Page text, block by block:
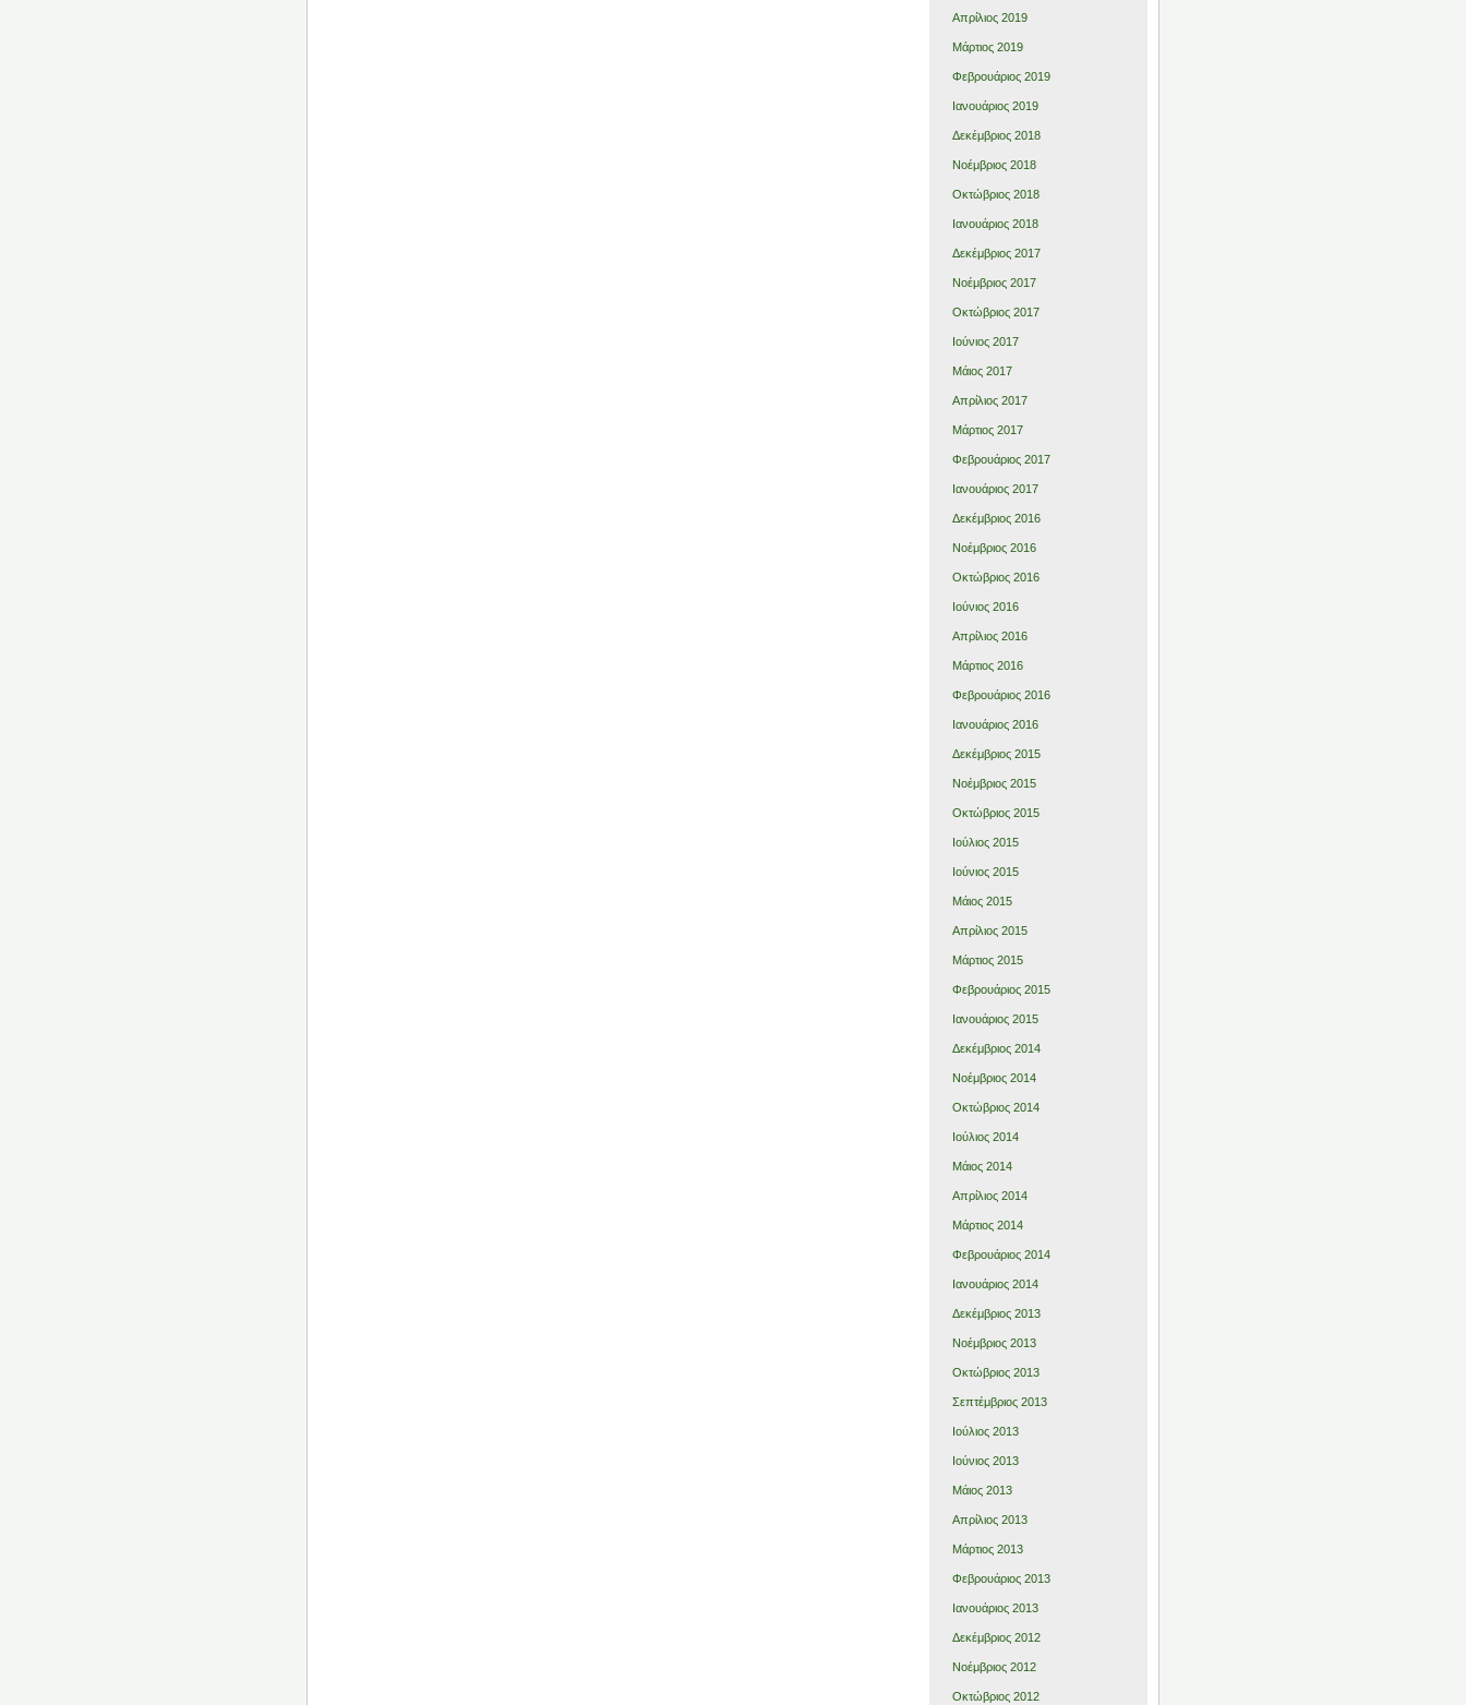
Απρίλιος 2019
Μάρτιος 2019
Φεβρουάριος 2019
Ιανουάριος 2019
Δεκέμβριος 2018
Νοέμβριος 2018
Οκτώβριος 2018
Ιανουάριος 2018
Δεκέμβριος 2017
Νοέμβριος 2017
Οκτώβριος 2017
Ιούνιος 2017
Μάιος 2017
Απρίλιος 2017
Μάρτιος 2017
Φεβρουάριος 2017
Ιανουάριος 2017
Δεκέμβριος 2016
Νοέμβριος 2016
Οκτώβριος 2016
Ιούνιος 2016
Απρίλιος 2016
Μάρτιος 2016
Φεβρουάριος 2016
Ιανουάριος 2016
Δεκέμβριος 2015
Νοέμβριος 2015
Οκτώβριος 2015
Ιούλιος 2015
Ιούνιος 2015
Μάιος 2015
Απρίλιος 2015
Μάρτιος 2015
Φεβρουάριος 2015
Ιανουάριος 2015
Δεκέμβριος 2014
Νοέμβριος 2014
Οκτώβριος 2014
Ιούλιος 2014
Μάιος 2014
Απρίλιος 2014
Μάρτιος 2014
Φεβρουάριος 2014
Ιανουάριος 2014
Δεκέμβριος 2013
Νοέμβριος 2013
Οκτώβριος 2013
Σεπτέμβριος 2013
Ιούλιος 2013
Ιούνιος 2013
Μάιος 2013
Απρίλιος 2013
Μάρτιος 2013
Φεβρουάριος 2013
Ιανουάριος 2013
Δεκέμβριος 2012
Νοέμβριος 2012
Οκτώβριος 2012